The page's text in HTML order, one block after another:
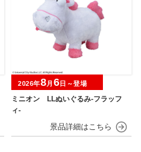
ミニオン LLぬいぐるみ‐フラッフ
ィ‐
2026年8月 6日～登場